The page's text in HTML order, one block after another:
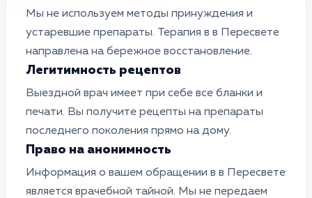
Мы не используем методы принуждения и
устаревшие препараты. Терапия в в Пересвете
направлена на бережное восстановление.
Легитимность рецептов
Выездной врач имеет при себе все бланки и
печати. Вы получите рецепты на препараты
последнего поколения прямо на дому.
Право на анонимность
Информация о вашем обращении в в Пересвете
является врачебной тайной. Мы не передаем